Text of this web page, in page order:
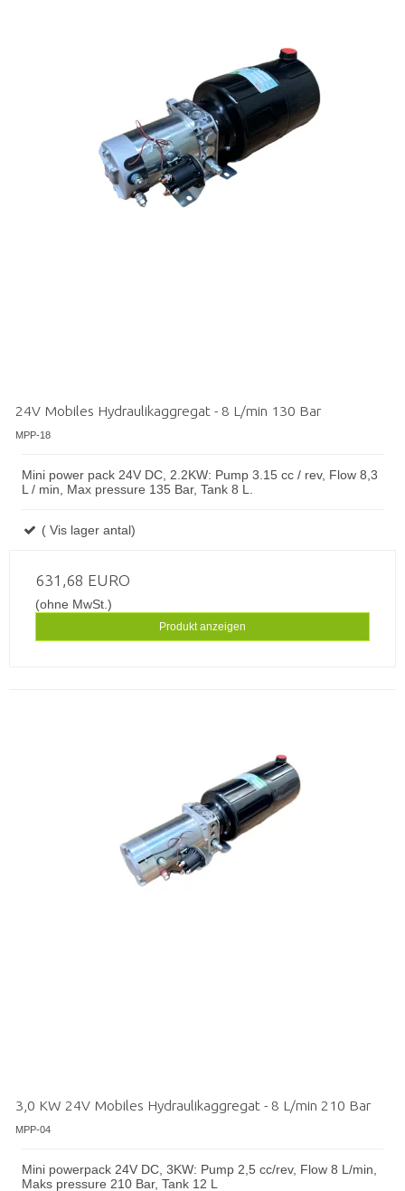
24V Mobiles Hydraulikaggregat - 8 L/min 130 Bar
MPP-18
Mini power pack 24V DC, 2.2KW: Pump 3.15 cc / rev, Flow 8,3
L / min, Max pressure 135 Bar, Tank 8 L.
( Vis lager antal)
631,68 EURO
(ohne MwSt.)
Produkt anzeigen
3,0 KW 24V Mobiles Hydraulikaggregat - 8 L/min 210 Bar
MPP-04
Mini powerpack 24V DC, 3KW: Pump 2,5 cc/rev, Flow 8 L/min,
Maks pressure 210 Bar, Tank 12 L